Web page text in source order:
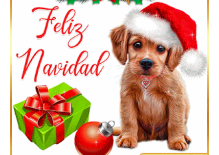
Feliz Navidad y próspero Año Nuevo Quiriaca